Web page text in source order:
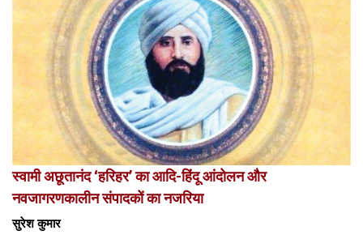
स्वामी अछूतानंद ‘हरिहर’ का आदि-हिंदू आंदोलन और
नवजागरणकालीन संपादकों का नजरिया
सुरेश कुमार